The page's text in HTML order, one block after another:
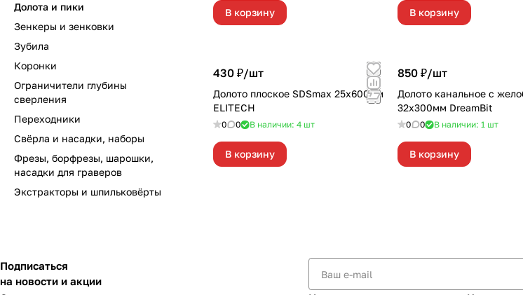
В корзину В корзину
430 ₽/шт
Долото плоское SDSmax 25х600мм
ELITECH
0 0 В наличии: 4 шт
В корзину
850 ₽/шт
Долото канальное с
32х300мм DreamBit
0 0 В наличии: 1 шт
В корзину
Долота и пики
Зенкеры и зенковки
Зубила
Коронки
Ограничители глубины
сверления
Переходники
Свёрла и насадки, наборы
Фрезы, борфрезы, шарошки,
насадки для граверов
Экстракторы и шпильковёрты
Подписаться
на новости и акции